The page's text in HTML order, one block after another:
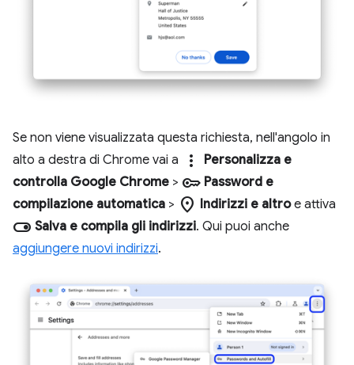
Se non viene visualizzata questa richiesta, nell'angolo in
alto a destra di Chrome vai a
more_vert
Personalizza e
controlla Google Chrome > key Password e
compilazione automatica > location_on Indirizzi e altroe attiva
toggle_on Salva e compila gli indirizzi. Qui puoi anche
aggiungere nuovi indirizzi.